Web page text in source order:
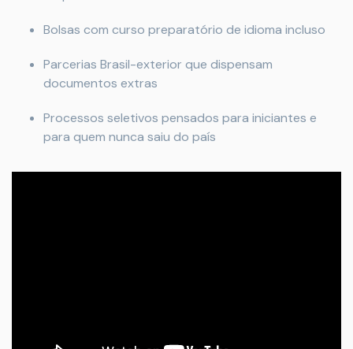
Bolsas com curso preparatório de idioma incluso
Parcerias Brasil-exterior que dispensam
documentos extras
Processos seletivos pensados para iniciantes e
para quem nunca saiu do país